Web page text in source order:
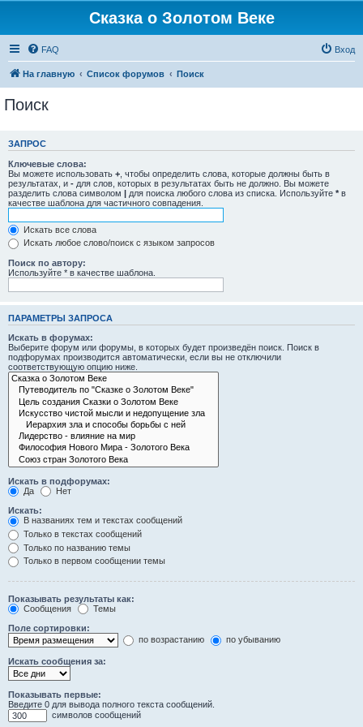
Сказка о Золотом Веке
FAQ Вход
На главную Список форумов Поиск
Поиск
ЗАПРОС
Ключевые слова:
Вы можете использовать + , чтобы определить слова, которые должны быть в
результатах, и - для слов, которых в результатах быть не должно. Вы можете
разделить слова символом | для поиска любого слова из списка. Используйте * в
качестве шаблона для частичного совпадения.
Искать все слова
Искать любое слово/поиск с языком запросов
Поиск по автору:
Используйте * в качестве шаблона.
ПАРАМЕТРЫ ЗАПРОСА
Искать в форумах:
Выберите форум или форумы, в которых будет произведён поиск. Поиск в
подфорумах производится автоматически, если вы не отключили
соответствующую опцию ниже.
Искать в подфорумах:
Да
Нет
Искать:
В названиях тем и текстах сообщений
Только в текстах сообщений
Только по названию темы
Только в первом сообщении темы
Показывать результаты как:
Сообщения
Темы
Поле сортировки:
по возрастанию
по убыванию
Искать сообщения за:
Показывать первые:
Введите 0 для вывода полного текста сообщений.
символов сообщений